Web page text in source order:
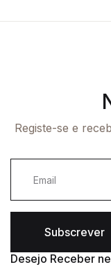
Registe-se e
Subscrever
Desejo Receber